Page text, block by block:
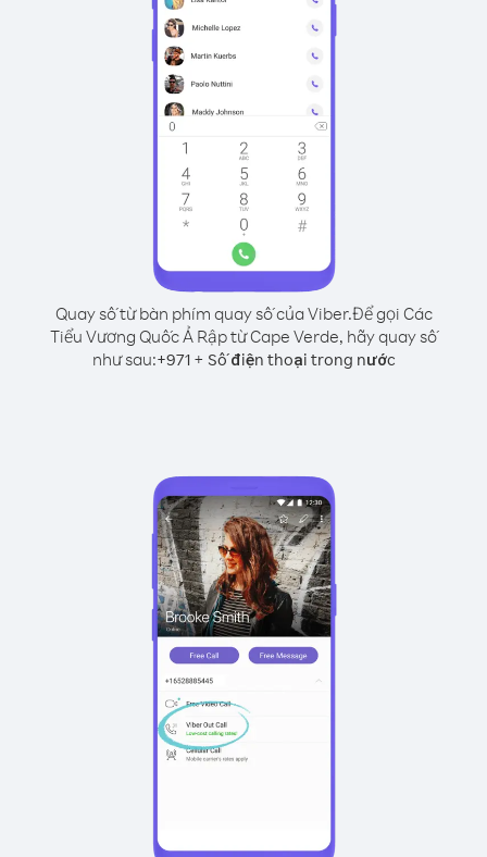
Quay số từ bàn phím quay số của Viber.Để gọi Các
Tiểu Vương Quốc Ả Rập từ Cape Verde, hãy quay số
như sau:+971+ Số điện thoại trong nước